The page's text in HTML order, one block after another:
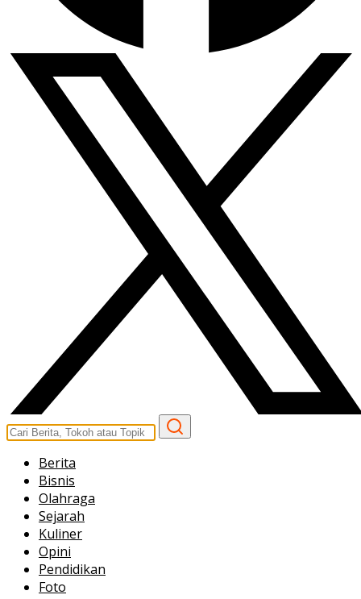
Berita
Bisnis
Olahraga
Sejarah
Kuliner
Opini
Pendidikan
Foto